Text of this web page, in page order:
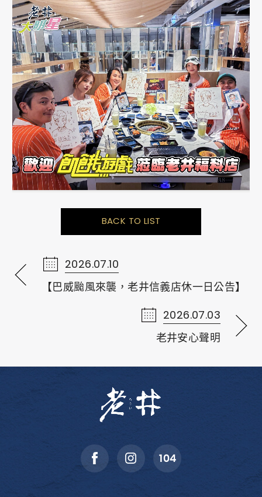
2026.07.10
【巴威颱風來襲，老井信義店休一日公告】
BACK TO LIST
2026.07.03
老井安心聲明